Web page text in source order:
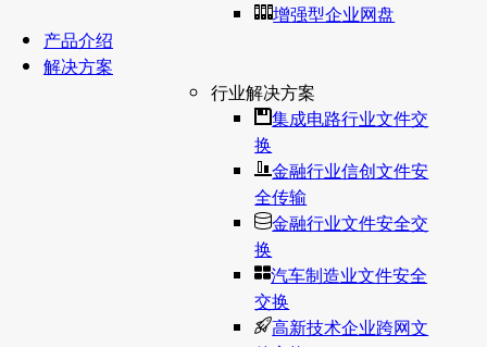
增强型企业网盘
产品介绍
解决方案
行业解决方案
集成电路行业文件交
换
金融行业信创文件安
全传输
金融行业文件安全交
换
汽车制造业文件安全
交换
高新技术企业跨网文